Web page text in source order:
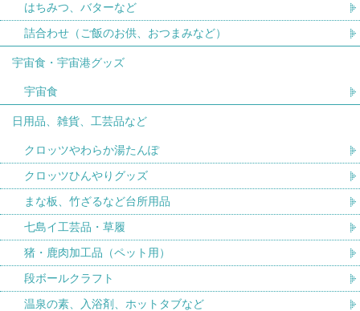
はちみつ、バターなど
詰合わせ（ご飯のお供、おつまみなど）
宇宙食・宇宙港グッズ
宇宙食
日用品、雑貨、工芸品など
クロッツやわらか湯たんぽ
クロッツひんやりグッズ
まな板、竹ざるなど台所用品
七島イ工芸品・草履
猪・鹿肉加工品（ペット用）
段ボールクラフト
温泉の素、入浴剤、ホットタブなど